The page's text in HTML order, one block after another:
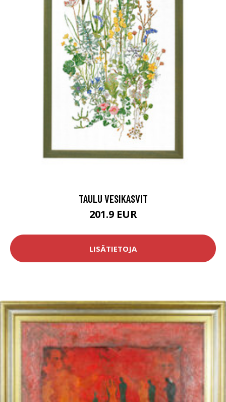
TAULU VESIKASVIT
201.9 EUR
LISÄTIETOJA